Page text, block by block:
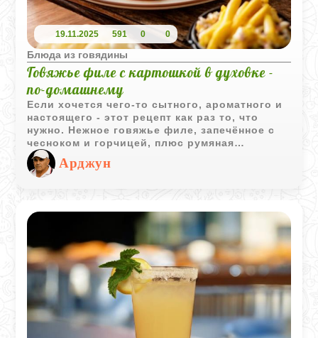
19.11.2025 591 0 0
Блюда из говядины
Говяжье филе с картошкой в духовке -
по-домашнему
Если хочется чего-то сытного, ароматного и
настоящего - этот рецепт как раз то, что
нужно. Нежное говяжье филе, запечённое с
чесноком и горчицей, плюс румяная
картошка - всё просто, но очень вкусно.
Арджун